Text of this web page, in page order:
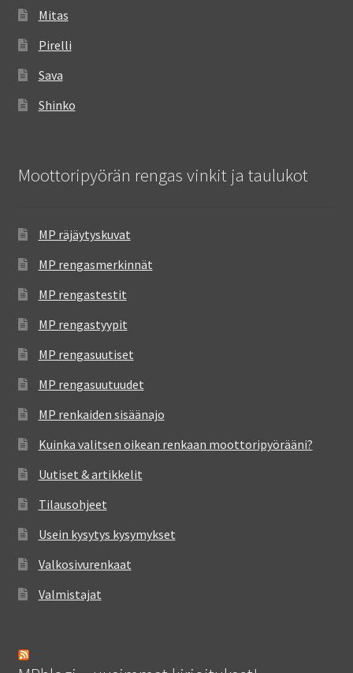
Mitas
Pirelli
Sava
Shinko
Moottoripyörän rengas vinkit ja taulukot
MP räjäytyskuvat
MP rengasmerkinnät
MP rengastestit
MP rengastyypit
MP rengasuutiset
MP rengasuutuudet
MP renkaiden sisäänajo
Kuinka valitsen oikean renkaan moottoripyörääni?
Uutiset & artikkelit
Tilausohjeet
Usein kysytys kysymykset
Valkosivurenkaat
Valmistajat